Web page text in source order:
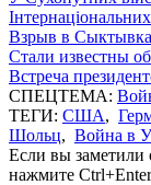
Інтернаціональних
Взрыв в
Стали известны
Встреча
СПЕЦТЕМА:
ТЕГИ: США,
Шольц, Война в
Если вы заметили
нажмите